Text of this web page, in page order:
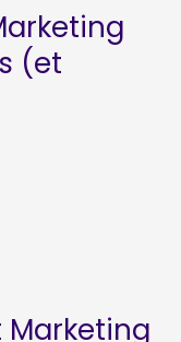
(et
Marketing